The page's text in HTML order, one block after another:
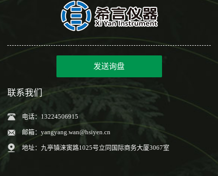
发送询盘
联系我们
电话：13224506915
邮箱： yangyang.wan@hsiyen.cn
地址：九亭镇涞寅路1025号立同国际商务大厦3067室